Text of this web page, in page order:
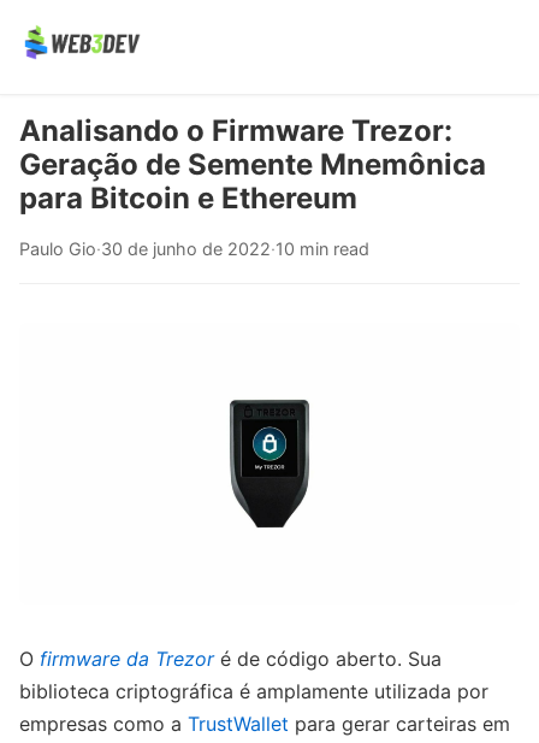
Analisando o Firmware Trezor:
Geração de Semente Mnemônica
para Bitcoin e Ethereum
Paulo Gio·30 de junho de 2022·10 min read
O firmware da Trezoré de código aberto. Sua
biblioteca criptográfica é amplamente utilizada por
empresas como a TrustWallet para gerar carteiras em